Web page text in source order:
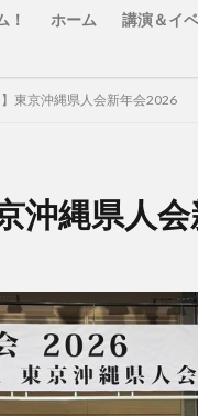
！ ホーム 講演＆イ
】東京沖縄県人会新年会2026
沖縄県人